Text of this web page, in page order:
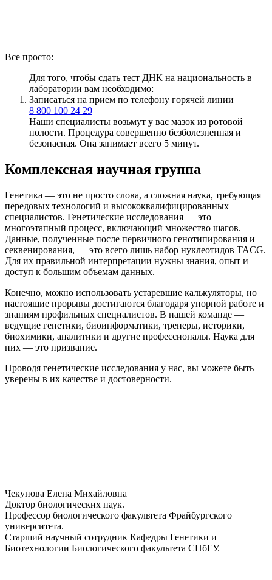
Все просто:
Для того, чтобы сдать тест ДНК на национальность в
лаборатории вам необходимо:
Записаться на прием по телефону горячей линии
8 800 100 24 29
Наши специалисты возьмут у вас мазок из ротовой
полости. Процедура совершенно безболезненная и
безопасная. Она занимает всего 5 минут.
Комплексная научная группа
Генетика — это не просто слова, а сложная наука, требующая
передовых технологий и высококвалифицированных
специалистов. Генетические исследования — это
многоэтапный процесс, включающий множество шагов.
Данные, полученные после первичного генотипирования и
секвенирования, — это всего лишь набор нуклеотидов TACG.
Для их правильной интерпретации нужны знания, опыт и
доступ к большим объемам данных.
Конечно, можно использовать устаревшие калькуляторы, но
настоящие прорывы достигаются благодаря упорной работе и
знаниям профильных специалистов. В нашей команде —
ведущие генетики, биоинформатики, тренеры, историки,
биохимики, аналитики и другие профессионалы. Наука для
них — это призвание.
Проводя генетические исследования у нас, вы можете быть
уверены в их качестве и достоверности.
Чекунова Елена Михайловна
Доктор биологических наук.
Профессор биологического факультета Фрайбургского
университета.
Старший научный сотрудник Кафедры Генетики и
Биотехнологии Биологического факультета СПбГУ.